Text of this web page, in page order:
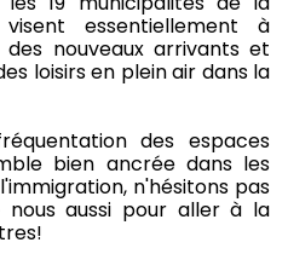
essentiellement à
nouveaux arrivants et
loisirs en plein air dans la
des espaces
bien ancrée dans les
n'hésitons pas
aussi pour aller à la